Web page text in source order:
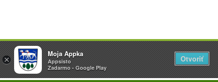
Přeskočit
na
obsah
×
Vyžlovka
AppSisto
- In Google Play
Otevřít
×
Moja Appka
Appsisto
Zadarmo - Google Play
Otvoriť